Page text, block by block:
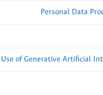
Personal Data
Use of Generative Artificial